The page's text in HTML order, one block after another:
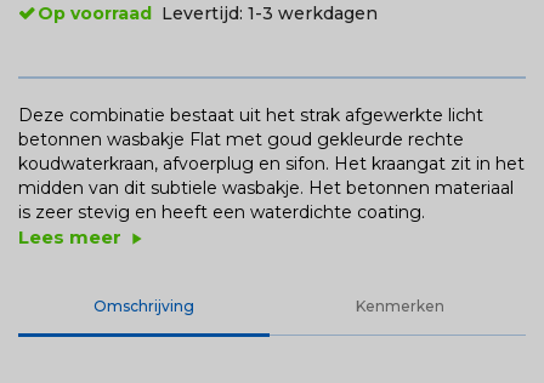
Op voorraad Levertijd: 1-3 werkdagen
Deze combinatie bestaat uit het strak afgewerkte licht
betonnen wasbakje Flat met goud gekleurde rechte
koudwaterkraan, afvoerplug en sifon. Het kraangat zit in het
midden van dit subtiele wasbakje. Het betonnen materiaal
is zeer stevig en heeft een waterdichte coating.
Lees meer play_arrow
Omschrijving Kenmerken